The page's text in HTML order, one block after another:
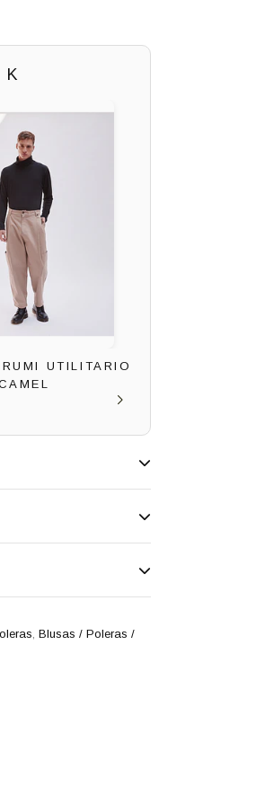
UTILITARIO
, Blusas / Poleras /